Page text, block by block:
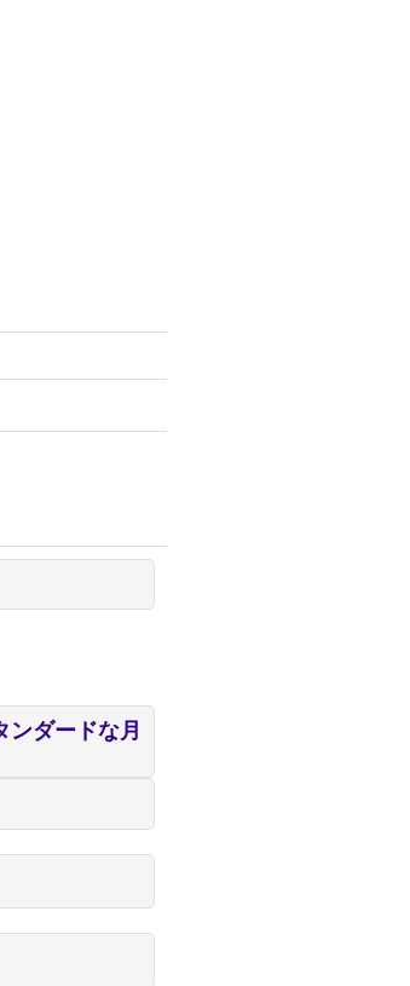
ダードな月